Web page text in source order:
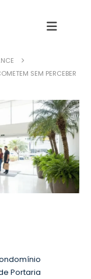
SEM PERCEBER
Portaria